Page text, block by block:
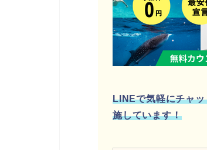
LINEで気軽にチャ
施しています！